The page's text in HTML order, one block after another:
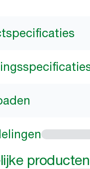
producten